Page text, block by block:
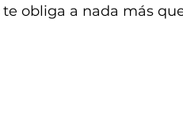
obliga a nada más